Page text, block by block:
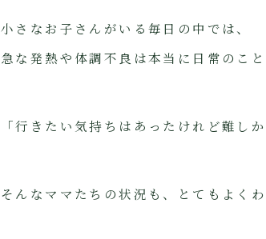
小さなお子さんがいる毎日の中では、
急な発熱や体調不良は本当に日常のこと
「行きたい気持ちはあったけれど難しか
そんなママたちの状況も、とてもよくわ